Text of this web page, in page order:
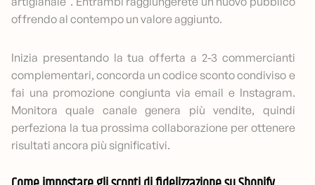
offrendo al contempo un valore aggiunto.
Inizia presentando la tua offerta a 2-3 commercianti
complementari, concorda un codice sconto condiviso e
fai una promozione congiunta via email e Instagram.
Monitora quale canale genera più vendite, quindi
perfeziona la tua prossima collaborazione per ottenere
risultati ancora più significativi.